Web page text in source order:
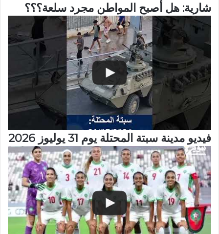
شارية: هل أصبح المواطن مجرد سلعة؟؟؟
فيديو مدينة سبتة المحتلة يوم 31 يوليوز 2026